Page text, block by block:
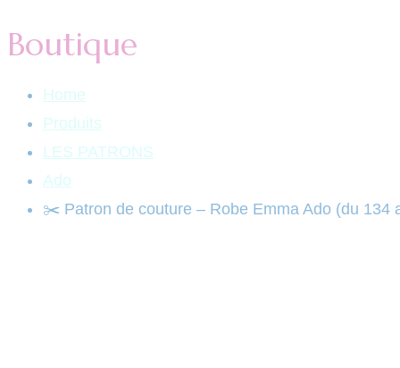
Boutique
Home
Produits
LES PATRONS
Ado
✂️ Patron de couture – Robe Emma Ado (du 134